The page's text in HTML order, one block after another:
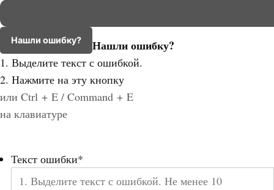
Нашли ошибку? Нашли ошибку?
1. Выделите текст с ошибкой.
2. Нажмите на эту кнопку
или Ctrl + E / Command + E
на клавиатуре
Текст ошибки*